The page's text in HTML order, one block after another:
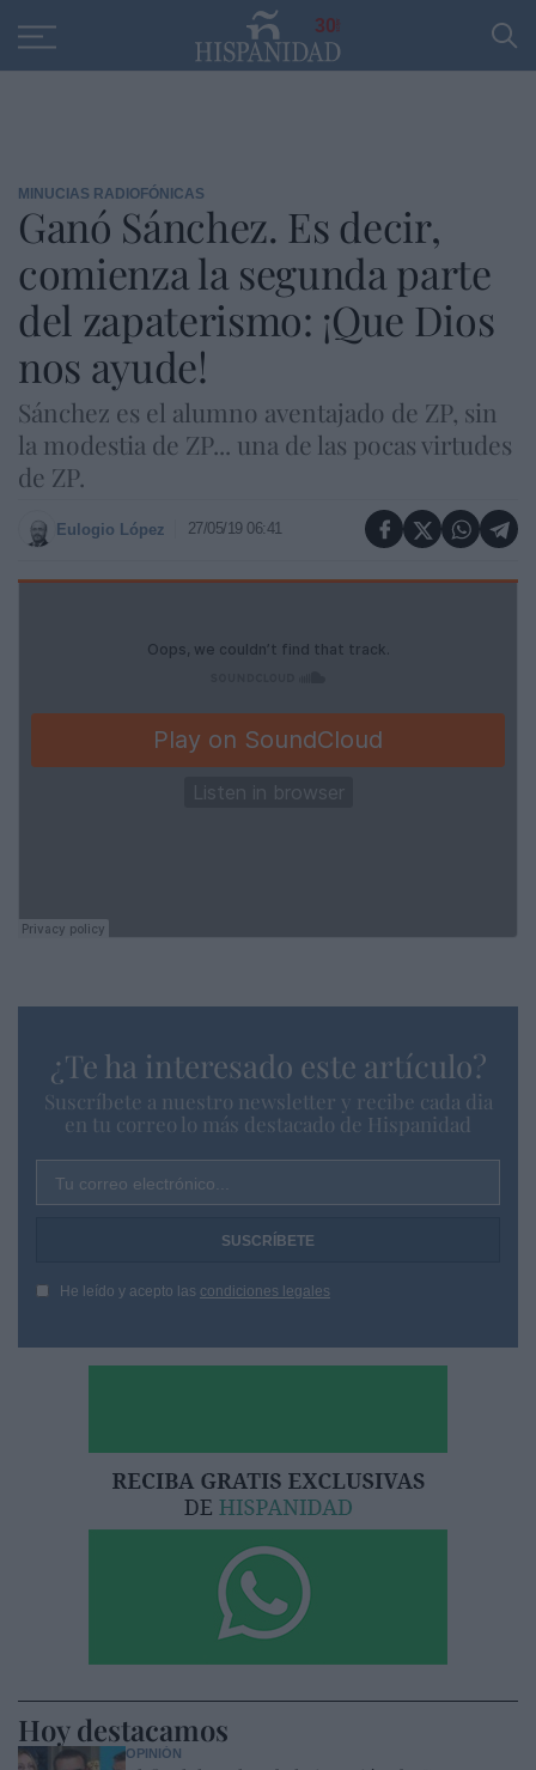
30
MINUCIAS RADIOFÓNICAS
Ganó Sánchez. Es decir,
comienza la segunda parte
del zapaterismo: ¡Que Dios
nos ayude!
Sánchez es el alumno aventajado de ZP, sin
la modestia de ZP... una de las pocas virtudes
de ZP.
Eulogio López 27/05/19 06:41
¿Te ha interesado este artículo?
Suscríbete a nuestro newsletter y recibe cada dia
en tu correo lo más destacado de Hispanidad
Tu correo electrónico...
He leído y acepto las condiciones legales
Hoy destacamos
OPINIÓN